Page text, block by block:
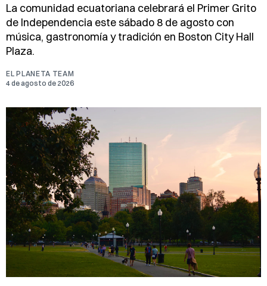
La comunidad ecuatoriana celebrará el Primer Grito
de Independencia este sábado 8 de agosto con
música, gastronomía y tradición en Boston City Hall
Plaza.
EL PLANETA TEAM
4 de agosto de 2026